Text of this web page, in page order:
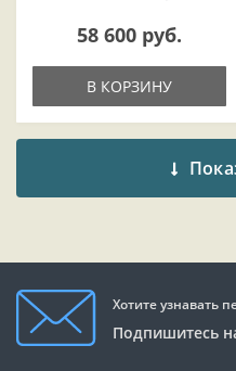
58 600 руб.
В КОРЗИНУ
Хотите узнавать
Подпишитесь